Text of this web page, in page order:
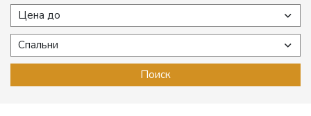
Цена до
Спальни
Поиск